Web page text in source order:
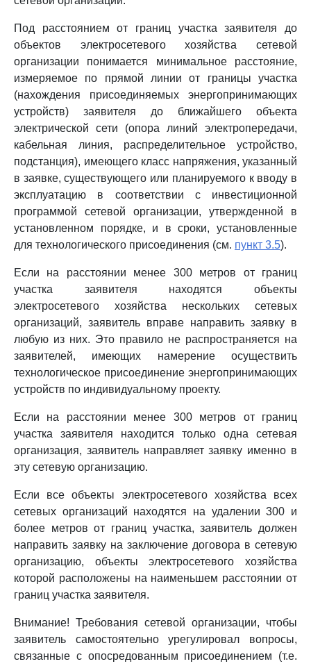
Под расстоянием от границ участка заявителя до
объектов электросетевого хозяйства сетевой
организации понимается минимальное расстояние,
измеряемое по прямой линии от границы участка
(нахождения присоединяемых энергопринимающих
устройств) заявителя до ближайшего объекта
электрической сети (опора линий электропередачи,
кабельная линия, распределительное устройство,
подстанция), имеющего класс напряжения, указанный
в заявке, существующего или планируемого к вводу в
эксплуатацию в соответствии с инвестиционной
программой сетевой организации, утвержденной в
установленном порядке, и в сроки, установленные
для технологического присоединения (см. пункт 3.5).
Если на расстоянии менее 300 метров от границ
участка заявителя находятся объекты
электросетевого хозяйства нескольких сетевых
организаций, заявитель вправе направить заявку в
любую из них. Это правило не распространяется на
заявителей, имеющих намерение осуществить
технологическое присоединение энергопринимающих
устройств по индивидуальному проекту.
Если на расстоянии менее 300 метров от границ
участка заявителя находится только одна сетевая
организация, заявитель направляет заявку именно в
эту сетевую организацию.
Если все объекты электросетевого хозяйства всех
сетевых организаций находятся на удалении 300 и
более метров от границ участка, заявитель должен
направить заявку на заключение договора в сетевую
организацию, объекты электросетевого хозяйства
которой расположены на наименьшем расстоянии от
границ участка заявителя.
Внимание! Требования сетевой организации, чтобы
заявитель самостоятельно урегулировал вопросы,
связанные с опосредованным присоединением (т.е.